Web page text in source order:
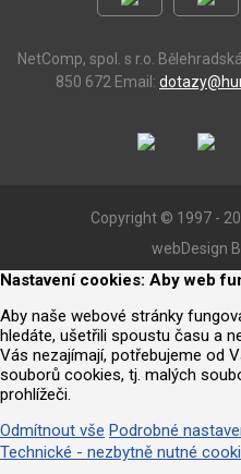
NetComp, spol. s r.o.
850 672 Email:
Copyright © 1997 -
webDesign
Nastavení cookies: Aby web
Aby naše webové stránky
hledáte, ušetřili spoustu času a
Vás nezajímají, potřebujeme od
souborů cookies, tj. malých
prohlížeči.
Odmítnout vše Podrobné
Technické - nezbytně nutné